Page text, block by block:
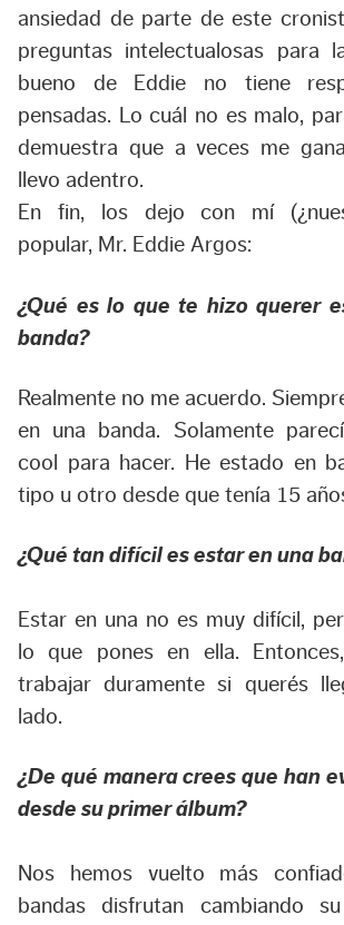
ansiedad de parte de este
preguntas intelectualosas para
bueno de Eddie no tiene
pensadas. Lo cuál no es malo,
demuestra que a veces me
llevo adentro.
En fin, los dejo con mí
popular, Mr. Eddie Argos:
¿Qué es lo que te hizo querer
banda?
Realmente no me acuerdo.
en una banda. Solamente
cool para hacer. He estado en
tipo u otro desde que tenía 15
¿Qué tan difícil es estar en una
Estar en una no es muy difícil,
lo que pones en ella.
trabajar duramente si querés
lado.
¿De qué manera crees que han
desde su primer álbum?
Nos hemos vuelto más
bandas disfrutan cambiando